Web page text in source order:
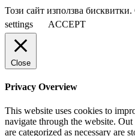
Този сайт използва бисквитки.
settings
ACCEPT
Close
Privacy Overview
This website uses cookies to
navigate through the website.
are categorized as necessary are